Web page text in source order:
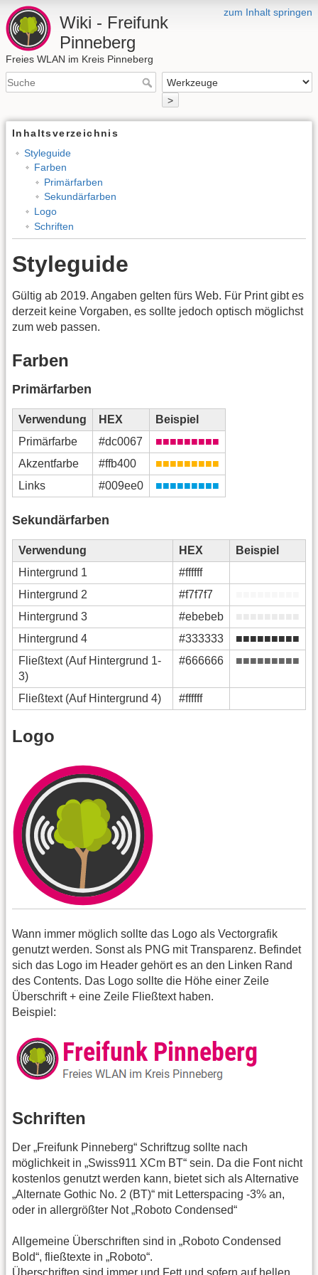
zum Inhalt springen
Wiki - Freifunk
Pinneberg
Freies WLAN im Kreis Pinneberg
>
Inhaltsverzeichnis
Styleguide
Farben
Primärfarben
Sekundärfarben
Logo
Schriften
Styleguide
Gültig ab 2019. Angaben gelten fürs Web. Für Print gibt es
derzeit keine Vorgaben, es sollte jedoch optisch möglichst
zum web passen.
Farben
Primärfarben
Verwendung HEX
Beispiel
Primärfarbe
#dc0067
■■■■■■■■■
Akzentfarbe
#ffb400
■■■■■■■■■
Links
#009ee0 ■■■■■■■■■
Sekundärfarben
Verwendung HEX
Beispiel
Hintergrund 1
#ffffff
Hintergrund 2
#f7f7f7
Hintergrund 3
#ebebeb
Hintergrund 4
#333333
■■■■■■■■■
Fließtext (Auf Hintergrund 1-
3)
#666666 ■■■■■■■■■
Fließtext (Auf Hintergrund 4) #ffffff
Logo
Wann immer möglich sollte das Logo als Vectorgrafik
genutzt werden. Sonst als PNG mit Transparenz. Befindet
sich das Logo im Header gehört es an den Linken Rand
des Contents. Das Logo sollte die Höhe einer Zeile
Überschrift + eine Zeile Fließtext haben.
Beispiel:
Schriften
Der „Freifunk Pinneberg“ Schriftzug sollte nach
möglichkeit in „Swiss911 XCm BT“ sein. Da die Font nicht
kostenlos genutzt werden kann, bietet sich als Alternative
„Alternate Gothic No. 2 (BT)“ mit Letterspacing -3% an,
oder in allergrößter Not „Roboto Condensed“
Allgemeine Überschriften sind in „Roboto Condensed
Bold“, fließtexte in „Roboto“.
Überschriften sind immer und Fett und sofern auf hellen